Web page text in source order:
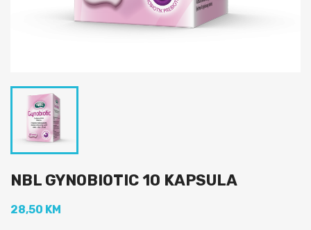
NBL GYNOBIOTIC 10 KAPSULA
28,50 KM